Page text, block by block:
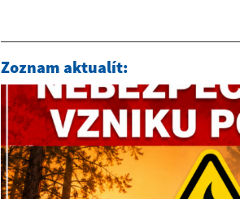
Zoznam aktualít: